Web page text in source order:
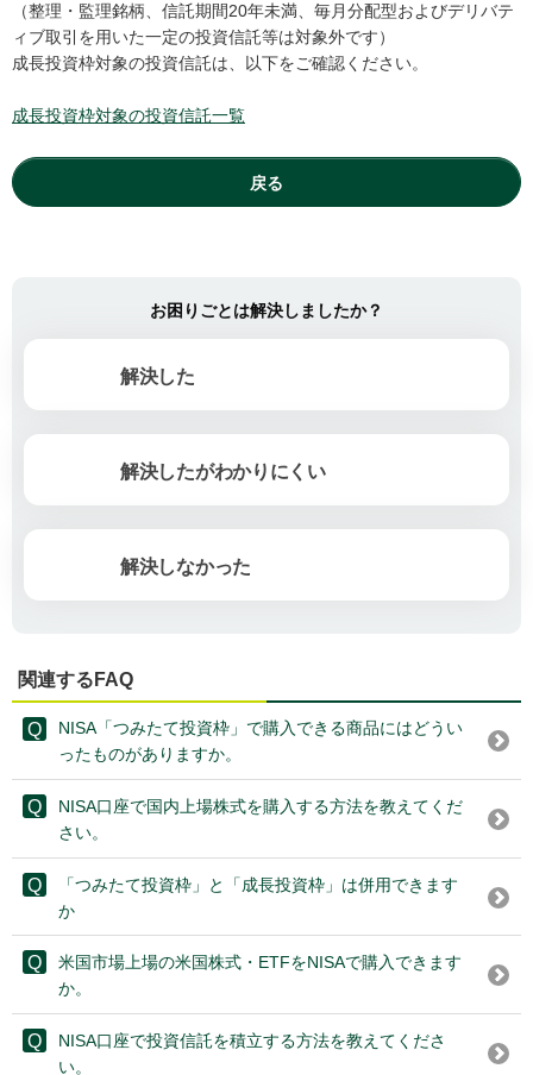
（整理・監理銘柄、信託期間20年未満、毎月分配型およびデリバテ
ィブ取引を用いた一定の投資信託等は対象外です）
成長投資枠対象の投資信託は、以下をご確認ください。
成長投資枠対象の投資信託一覧
戻る
お困りごとは解決しましたか？
解決した
解決したがわかりにくい
解決しなかった
関連するFAQ
NISA「つみたて投資枠」で購入できる商品にはどうい
ったものがありますか。
NISA口座で国内上場株式を購入する方法を教えてくだ
さい。
「つみたて投資枠」と「成長投資枠」は併用できます
か
米国市場上場の米国株式・ETFをNISAで購入できます
か。
NISA口座で投資信託を積立する方法を教えてくださ
い。